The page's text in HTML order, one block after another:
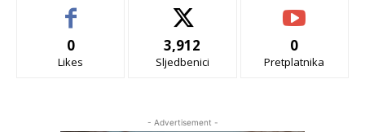
0
Likes
3,912
Sljedbenici
0
Pretplatnika
- Advertisement -